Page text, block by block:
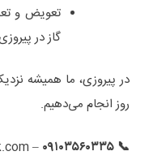
تعویض و
گاز در
در پیروزی، ما همیشه
روز انجام می‌دهیم.
📞 ۰۹۱۰۳۵۶۰۳۳۵ – Argtak.com